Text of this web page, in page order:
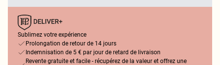
Sublimez votre expérience
Prolongation de retour de 14 jours
Indemnisation de 5 € par jour de retard de livraison
Revente gratuite et facile - récupérez de la valeur et offrez une